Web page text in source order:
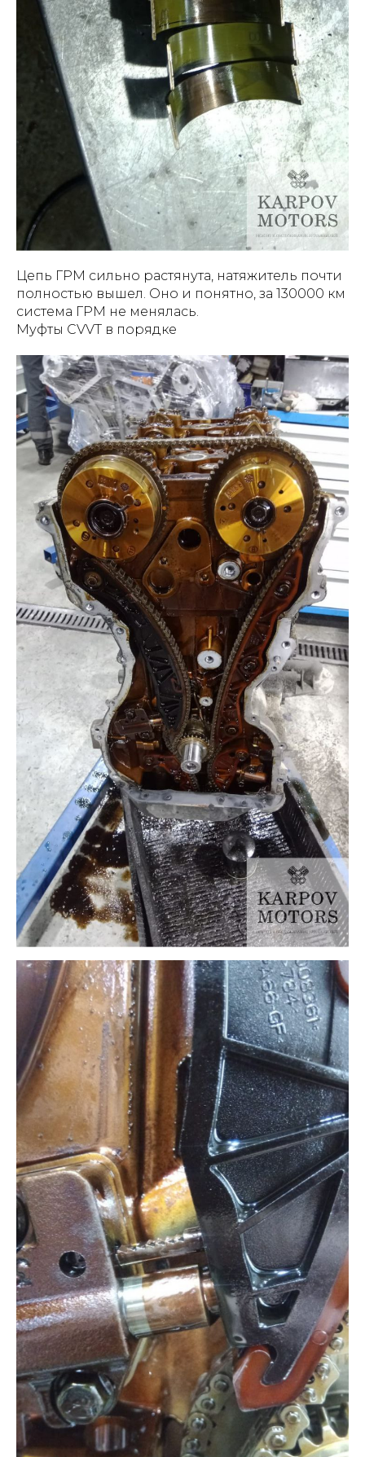
Цепь ГРМ сильно растянута, натяжитель почти
полностью вышел. Оно и понятно, за 130000 км
система ГРМ не менялась.
Муфты CVVT в порядке